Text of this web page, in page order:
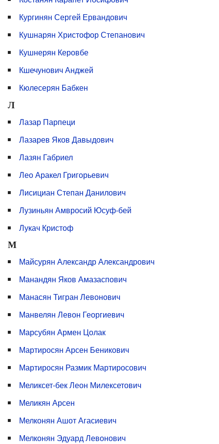
Кургинян Сергей Ервандович
Кушнарян Христофор Степанович
Кушнерян Керовбе
Кшечунович Анджей
Кюлесерян Бабкен
Л
Лазар Парпеци
Лазарев Яков Давыдович
Лазян Габриел
Лео Аракел Григорьевич
Лисициан Степан Данилович
Лузиньян Амвросий Юсуф-бей
Лукач Кристоф
М
Майсурян Александр Александрович
Манандян Яков Амазаспович
Манасян Тигран Левонович
Манвелян Левон Георгиевич
Марсубян Армен Цолак
Мартиросян Арсен Беникович
Мартиросян Размик Мартиросович
Меликсет-бек Леон Милексетович
Меликян Арсен
Мелконян Ашот Агасиевич
Мелконян Эдуард Левонович